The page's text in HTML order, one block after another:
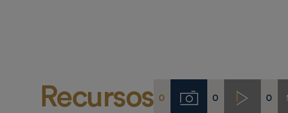
Recursos 0 Imágenes
0 Videos0